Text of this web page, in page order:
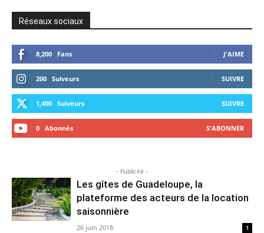
Réseaux sociaux
8,200 Fans J'AIME
200 Suiveurs SUIVRE
1,400 Suiveurs SUIVRE
0 Abonnés S'ABONNER
- Publicité -
Les gîtes de Guadeloupe, la
plateforme des acteurs de la location
saisonnière
26 juin 2018 1